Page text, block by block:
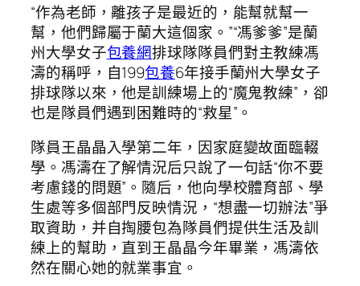
“作為老師，離孩子是最近的，能幫就幫一
幫，他們歸屬于蘭大這個家。”“馮爹爹”是蘭
州大學女子包養網排球隊隊員們對主教練馮
濤的稱呼，自199包養6年接手蘭州大學女子
排球隊以來，他是訓練場上的“魔鬼教練”，卻
也是隊員們遇到困難時的“救星”。
隊員王晶晶入學第二年，因家庭變故面臨輟
學。馮濤在了解情況后只說了一句話“你不要
考慮錢的問題”。隨后，他向學校體育部、學
生處等多個部門反映情況，“想盡一切辦法”爭
取資助，并自掏腰包為隊員們提供生活及訓
練上的幫助，直到王晶晶今年畢業，馮濤依
然在關心她的就業事宜。